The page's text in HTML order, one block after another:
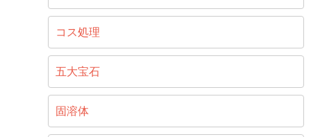
コス処理
五大宝石
固溶体